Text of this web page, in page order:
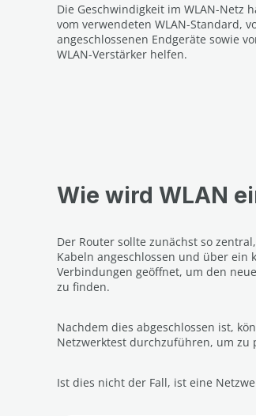
Die Geschwindigkeit im WLAN-Netz
vom verwendeten WLAN-Standard,
angeschlossenen Endgeräte sowie
WLAN-Verstärker helfen.
Wie wird WLAN
Der Router sollte zunächst so
Kabeln angeschlossen und über ein
Verbindungen geöffnet, um den
zu finden.
Nachdem dies abgeschlossen ist,
Netzwerktest durchzuführen, um zu
Ist dies nicht der Fall, ist eine